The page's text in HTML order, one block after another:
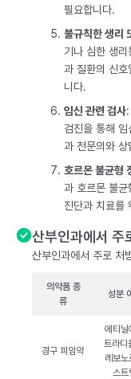
필요합니다.
불규칙한 생리
기나 심한 생
과 질환의 신
니다.
임신 관련 검사
검진을 통해
과 전문의와 상
호르몬 불균형
과 호르몬 불균
진단과 치료를
산부인과에서 주
산부인과에서 주로 처
의약품 종
류
성분
경구 피임약
에티닐
트라디
레보노
스트